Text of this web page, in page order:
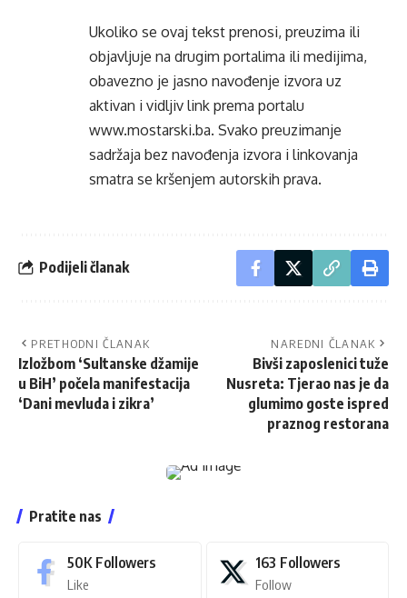
Ukoliko se ovaj tekst prenosi, preuzima ili
objavljuje na drugim portalima ili medijima,
obavezno je jasno navođenje izvora uz
aktivan i vidljiv link prema portalu
www.mostarski.ba. Svako preuzimanje
sadržaja bez navođenja izvora i linkovanja
smatra se kršenjem autorskih prava.
Podijeli članak
PRETHODNI ČLANAK
Izložbom ‘Sultanske džamije
u BiH’ počela manifestacija
‘Dani mevluda i zikra’
NAREDNI ČLANAK
Bivši zaposlenici tuže
Nusreta: Tjerao nas je da
glumimo goste ispred
praznog restorana
Pratite nas
50K Followers
Like
163 Followers
Follow